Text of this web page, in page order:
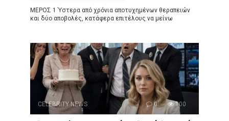
ΜΕΡΟΣ 1 Ύστερα από χρόνια αποτυχημένων θεραπειών
και δύο αποβολές, κατάφερα επιτέλους να μείνω
CELEBRITY NEWS 0 100